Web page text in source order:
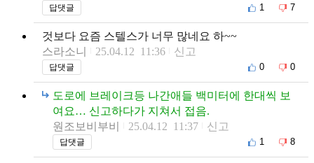
답댓글 1 7
것보다 요즘 스텔스가 너무 많네요 하~~
스라소니
25.04.12 11:36 신고
답댓글 0 0
도로에 브레이크등 나간애들 백미터에 한대씩 보
여요… 신고하다가 지쳐서 접음.
원조보비부비
25.04.12 11:37 신고
답댓글 1 8